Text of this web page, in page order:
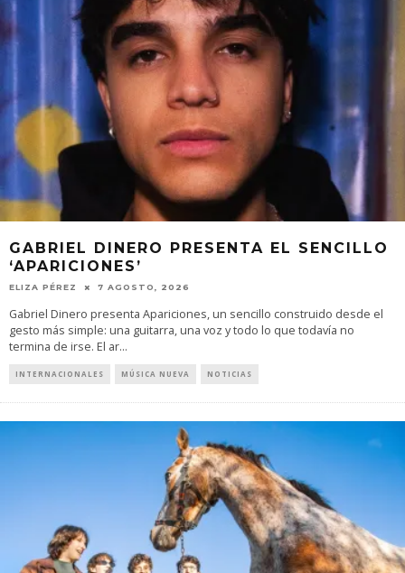
GABRIEL DINERO PRESENTA EL SENCILLO
‘APARICIONES’
ELIZA PÉREZ 7 AGOSTO, 2026
Gabriel Dinero presenta Apariciones, un sencillo construido desde el
gesto más simple: una guitarra, una voz y todo lo que todavía no
termina de irse. El ar...
INTERNACIONALES MÚSICA NUEVA NOTICIAS